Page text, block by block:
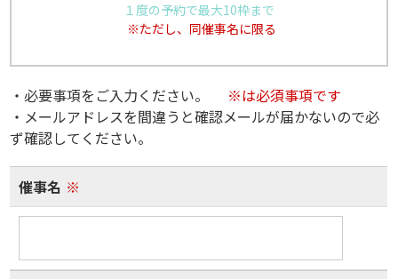
１度の予約で最大10枠まで
※ただし、同催事名に限る
・必要事項をご入力ください。
※は必須事項です
・メールアドレスを間違うと確認メールが届かないので必
ず確認してください。
催事名 ※